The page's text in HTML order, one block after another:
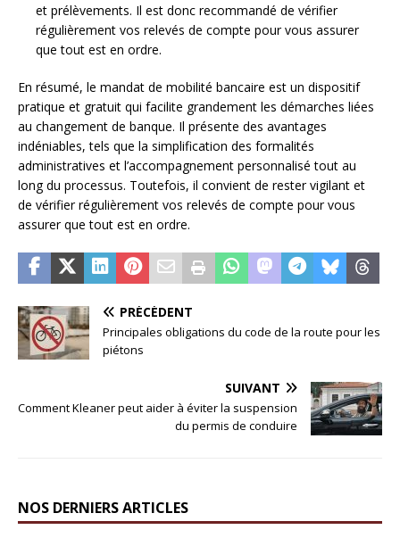
et prélèvements. Il est donc recommandé de vérifier
régulièrement vos relevés de compte pour vous assurer
que tout est en ordre.
En résumé, le mandat de mobilité bancaire est un dispositif
pratique et gratuit qui facilite grandement les démarches liées
au changement de banque. Il présente des avantages
indéniables, tels que la simplification des formalités
administratives et l’accompagnement personnalisé tout au
long du processus. Toutefois, il convient de rester vigilant et
de vérifier régulièrement vos relevés de compte pour vous
assurer que tout est en ordre.
PRÉCÉDENT
Principales obligations du code de la route pour les
piétons
SUIVANT
Comment Kleaner peut aider à éviter la suspension
du permis de conduire
NOS DERNIERS ARTICLES